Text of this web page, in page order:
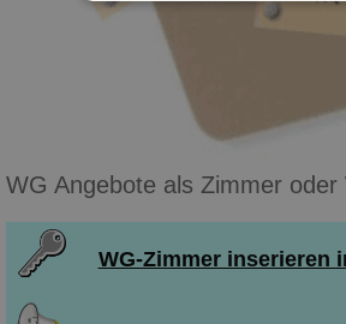
WG Angebote als Zimmer oder
WG-Zimmer inserieren